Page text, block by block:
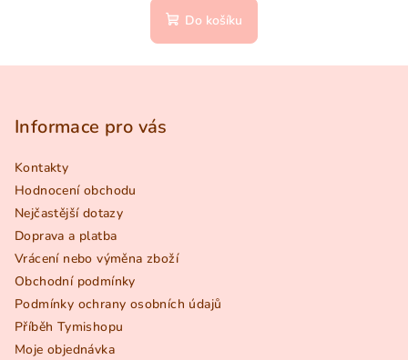
Do košíku
Informace pro vás
Kontakty
Hodnocení obchodu
Nejčastější dotazy
Doprava a platba
Vrácení nebo výměna zboží
Obchodní podmínky
Podmínky ochrany osobních údajů
Příběh Tymishopu
Moje objednávka